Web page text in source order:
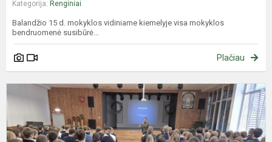
Kategorija: Renginiai
Balandžio 15 d. mokyklos vidiniame kiemelyje visa mokyklos
bendruomenė susibūrė...
Plačiau